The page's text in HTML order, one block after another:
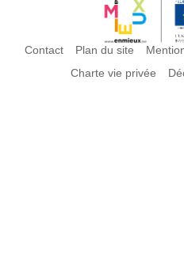
Contact Plan du site
Charte vie privée